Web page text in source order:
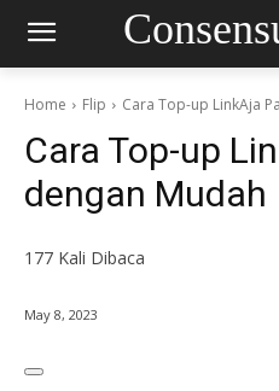
Home Flip Cara Top-up LinkAja
Cara Top-up
dengan Mudah
177 Kali Dibaca
May 8, 2023